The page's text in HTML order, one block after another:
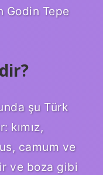
Godin Tepe
şu Türk
kımız,
camum ve
ve boza gibi